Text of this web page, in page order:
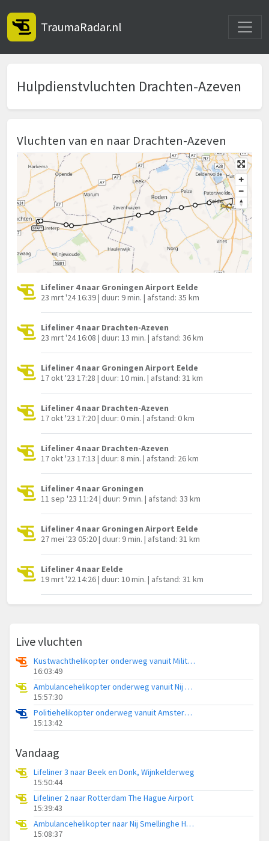
TraumaRadar.nl
Hulpdienstvluchten Drachten-Azeven
Vluchten van en naar Drachten-Azeven
Lifeliner 4 naar Groningen Airport Eelde
23 mrt '24 16:39 | duur: 9 min. | afstand: 35 km
Lifeliner 4 naar Drachten-Azeven
23 mrt '24 16:08 | duur: 13 min. | afstand: 36 km
Lifeliner 4 naar Groningen Airport Eelde
17 okt '23 17:28 | duur: 10 min. | afstand: 31 km
Lifeliner 4 naar Drachten-Azeven
17 okt '23 17:20 | duur: 0 min. | afstand: 0 km
Lifeliner 4 naar Drachten-Azeven
17 okt '23 17:13 | duur: 8 min. | afstand: 26 km
Lifeliner 4 naar Groningen
11 sep '23 11:24 | duur: 9 min. | afstand: 33 km
Lifeliner 4 naar Groningen Airport Eelde
27 mei '23 05:20 | duur: 9 min. | afstand: 31 km
Lifeliner 4 naar Eelde
19 mrt '22 14:26 | duur: 10 min. | afstand: 31 km
Live vluchten
Kustwachthelikopter onderweg vanuit Militair vliegveld De Kooy / Den Helder Airport
16:03:49
Ambulancehelikopter onderweg vanuit Nij Smellinghe Hospital Heliport
15:57:30
Politiehelikopter onderweg vanuit Amsterdam Vliegveld Schiphol
15:13:42
Vandaag
Lifeliner 3 naar Beek en Donk, Wijnkelderweg
15:50:44
Lifeliner 2 naar Rotterdam The Hague Airport
15:39:43
Ambulancehelikopter naar Nij Smellinghe Hospital Heliport
15:08:37